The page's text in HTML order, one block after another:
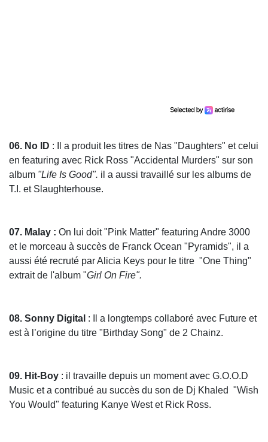
06. No ID : Il a produit les titres de Nas "Daughters" et celui
en featuring avec Rick Ross "Accidental Murders" sur son
album "Life Is Good". il a aussi travaillé sur les albums de
T.I. et Slaughterhouse.
07. Malay : On lui doit "Pink Matter" featuring Andre 3000
et le morceau à succès de Franck Ocean "Pyramids", il a
aussi été recruté par Alicia Keys pour le titre "One Thing"
extrait de l'album "Girl On Fire".
08. Sonny Digital : Il a longtemps collaboré avec Future et
est à l’origine du titre "Birthday Song" de 2 Chainz.
09. Hit-Boy : il travaille depuis un moment avec G.O.O.D
Music et a contribué au succès du son de Dj Khaled "Wish
You Would" featuring Kanye West et Rick Ross.